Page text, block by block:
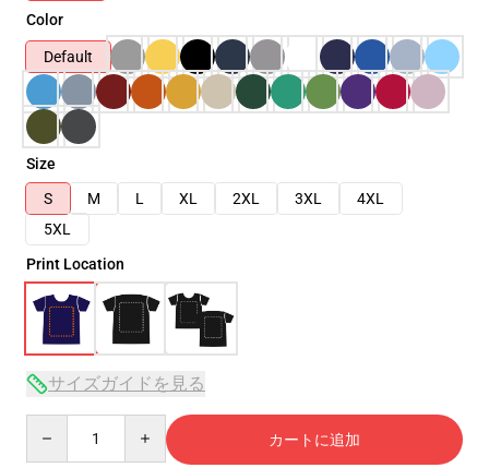
Color
Default
Size
S
M L XL 2XL 3XL
4XL
5XL
Print Location
サイズガイドを見る
カートに追加